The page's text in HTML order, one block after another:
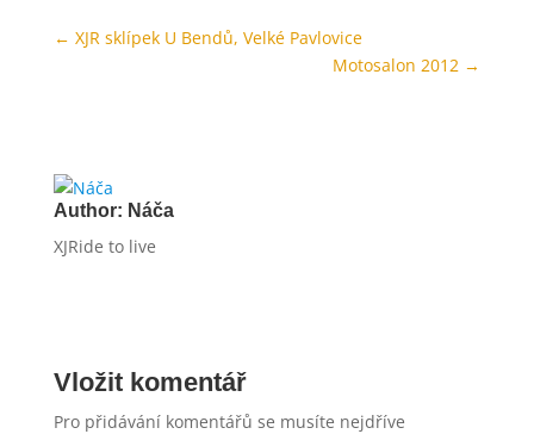
← XJR sklípek U Bendů, Velké Pavlovice
Motosalon 2012 →
Author: Náča
XJRide to live
Vložit komentář
Pro přidávání komentářů se musíte nejdříve